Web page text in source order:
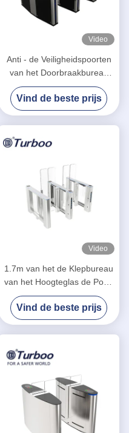
Video
Anti - de Veiligheidspoorten
van het Doorbraakbureau
met LEIDENE
Richtingsindicator
Vind de beste prijs
Video
1.7m van het de Klepbureau
van het Hoogteglas de Poort
van de de Veiligheidsbarrière
met Marmer/Glaslichaam
Vind de beste prijs